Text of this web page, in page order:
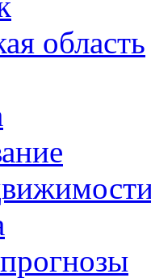
область